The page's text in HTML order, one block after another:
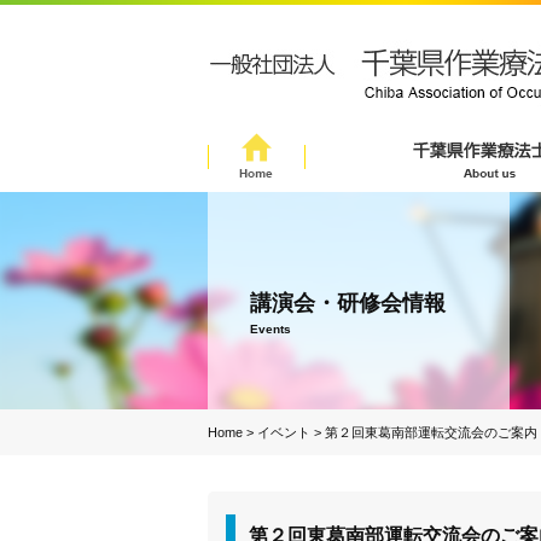
講演会・研修会情報
Events
Home > イベント > 第２回東葛南部運転交流会のご案内
第２回東葛南部運転交流会のご